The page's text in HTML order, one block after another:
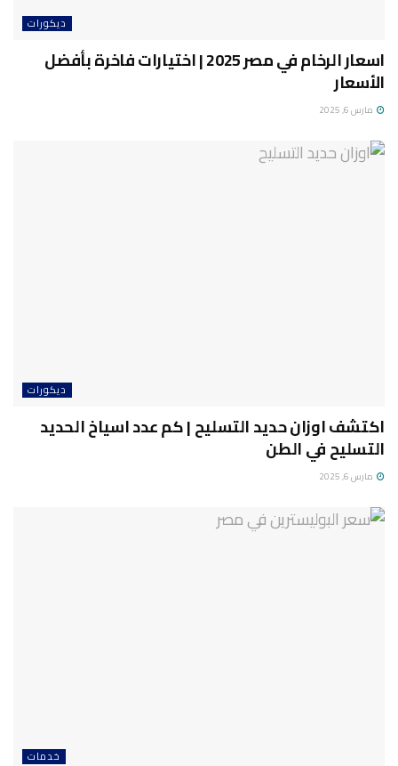
ديكورات
اسعار الرخام في مصر 2025 | اختيارات فاخرة بأفضل
الأسعار
مارس 6, 2025
ديكورات
اكتشف اوزان حديد التسليح | كم عدد اسياخ الحديد
التسليح في الطن
مارس 6, 2025
خدمات